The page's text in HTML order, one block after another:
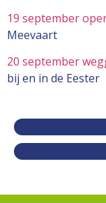
19 september
Meevaart
20 september
bij en in de Eester